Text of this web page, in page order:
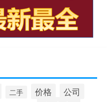
二手 价格 公司